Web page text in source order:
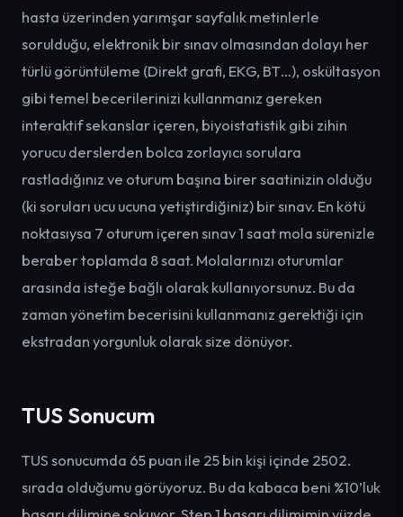
hasta üzerinden yarımşar sayfalık metinlerle
sorulduğu, elektronik bir sınav olmasından dolayı her
türlü görüntüleme (Direkt grafi, EKG, BT…), oskültasyon
gibi temel becerilerinizi kullanmanız gereken
interaktif sekanslar içeren, biyoistatistik gibi zihin
yorucu derslerden bolca zorlayıcı sorulara
rastladığınız ve oturum başına birer saatinizin olduğu
(ki soruları ucu ucuna yetiştirdiğiniz) bir sınav. En kötü
noktasıysa 7 oturum içeren sınav 1 saat mola sürenizle
beraber toplamda 8 saat. Molalarınızı oturumlar
arasında isteğe bağlı olarak kullanıyorsunuz. Bu da
zaman yönetim becerisini kullanmanız gerektiği için
ekstradan yorgunluk olarak size dönüyor.
TUS Sonucum
TUS sonucumda 65 puan ile 25 bin kişi içinde 2502.
sırada olduğumu görüyoruz. Bu da kabaca beni %10’luk